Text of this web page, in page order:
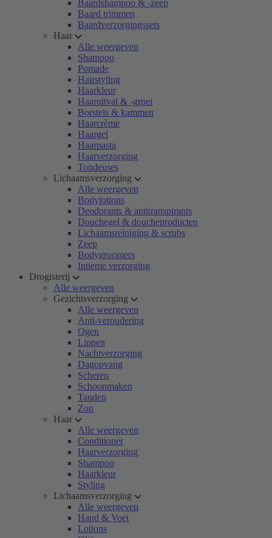
Baardshampoo & -zeep
Baard trimmen
Baardverzorgingssets
Haar
Alle weergeven
Shampoo
Pomade
Hairstyling
Haarkleur
Haaruitval & -groei
Borstels & kammen
Haarcrème
Haargel
Haarpasta
Haarverzorging
Tondeuses
Lichaamsverzorging
Alle weergeven
Bodylotions
Deodorants & antitranspirants
Douchegel & doucheproducten
Lichaamsreiniging & scrubs
Zeep
Bodygroomers
Intieme verzorging
Drogisterij
Alle weergeven
Gezichtsverzorging
Alle weergeven
Anti-veroudering
Ogen
Lippen
Nachtverzorging
Dagopvang
Scheren
Schoonmaken
Tanden
Zon
Haar
Alle weergeven
Conditioner
Haarverzorging
Shampoo
Haarkleur
Styling
Lichaamsverzorging
Alle weergeven
Hand & Voet
Lotions